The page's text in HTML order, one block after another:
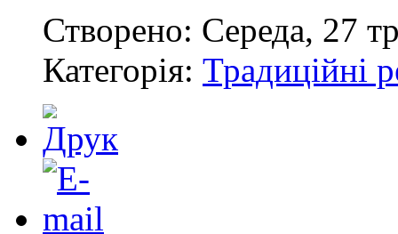
Створено: Середа, 27
Категорія: Традиційні